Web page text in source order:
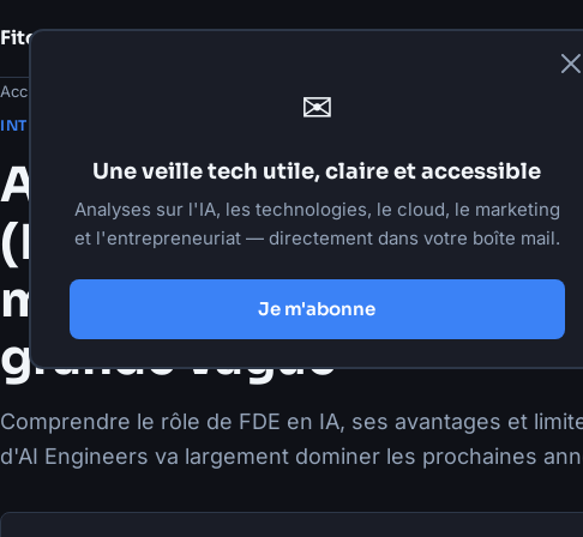
Fito DamourNotes
Accueil
INTELLIGENCE ARTIFICIELLE
AI Forward Deployed
(FDE) : un nouveau
mais l'AI Engineer
grande vague
Comprendre le rôle de FDE en IA, ses avantages et
d'AI Engineers va largement dominer les prochaines
✉
Une veille tech utile, claire et accessible
Analyses sur l'IA, les technologies, le cloud, le marketing
et l'entrepreneuriat — directement dans votre boîte mail.
Je m'abonne